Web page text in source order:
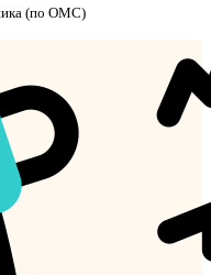
(по ОМС)